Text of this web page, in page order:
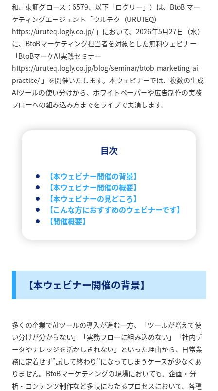
和、東証グロース：6579、以下「ログリー」）は、BtoB マー
ケティングエージェント「ウルテク（URUTEQ）
https://uruteq.logly.co.jp/ 」において、2026年5月27日（水）
に、BtoBマーケティング担当者を対象とした無料ウェビナー
「BtoBマーケAI実践セミナー
https://uruteq.logly.co.jp/blog/seminar/btob-marketing-ai-
practice/ 」を開催いたします。本ウェビナーでは、複数の生成
AIツールの使い分けから、ホワイトペーパーや広告制作の実務
フローへの組み込み方までをライブで実演します。
目次
【本ウェビナー開催の背景】
【本ウェビナー開催の概要】
【本ウェビナーの見どころ】
【こんな方におすすめのウェビナーです】
【開催概要】
【本ウェビナー開催の背景】
多くの企業でAIツールの導入が進む一方、「ツールが増えて使
い分けが分からない」「実務フローに組み込めない」「社内デ
ータやナレッジを活かしきれない」といった理由から、日常業
務に定着せず”試して終わり”になってしまうケースが少なくあ
りません。BtoBマーケティングの現場においても、企画・分
析・コンテンツ制作など多岐にわたるプロセスにおいて、各種